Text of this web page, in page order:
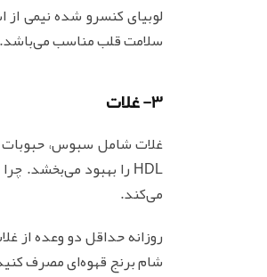
لوبیای کنسرو شده نیمی
سلامت قلب مناسب می‌باشد.
3- غلات
می‌کند.
روزانه حداقل دو وعده از
شام برنج قهوه‌ای مصرف